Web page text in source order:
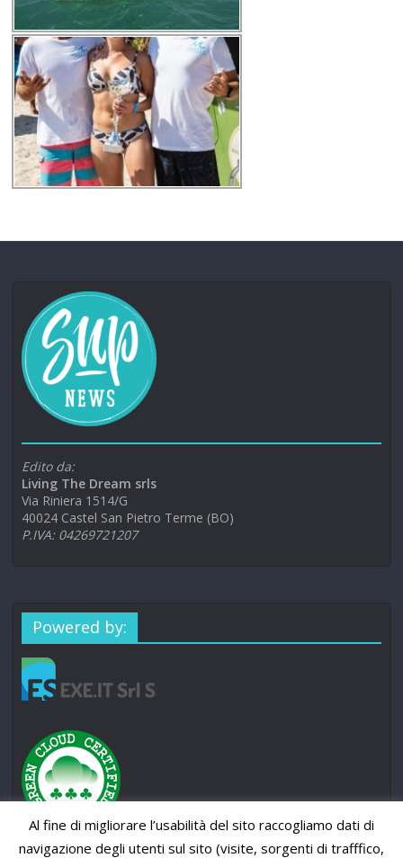
Edito da:
Living The Dream srls
Via Riniera 1514/G
40024 Castel San Pietro Terme (BO)
P.IVA: 04269721207
Powered by:
Al fine di migliorare l’usabilità del sito raccogliamo dati di
navigazione degli utenti sul sito (visite, sorgenti di trafffico,